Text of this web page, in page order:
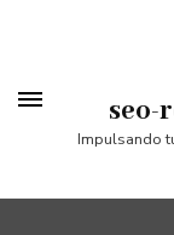
contenido
(presiona
seo-
Impulsando